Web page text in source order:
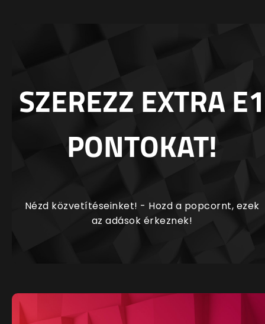
SZEREZZ EXTRA E1
PONTOKAT!
Nézd közvetítéseinket! - Hozd a popcornt, ezek
az adások érkeznek!